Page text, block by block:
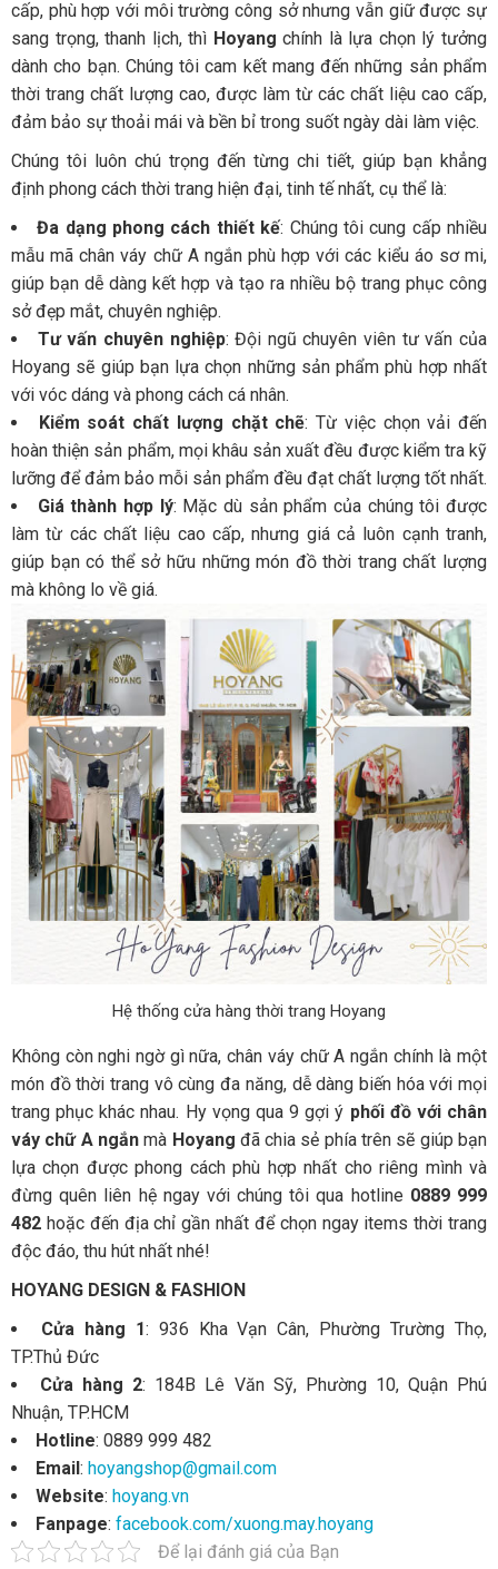
cấp, phù hợp với môi trường công sở nhưng vẫn giữ được sự
sang trọng, thanh lịch, thì Hoyang chính là lựa chọn lý tưởng
dành cho bạn. Chúng tôi cam kết mang đến những sản phẩm
thời trang chất lượng cao, được làm từ các chất liệu cao cấp,
đảm bảo sự thoải mái và bền bỉ trong suốt ngày dài làm việc.
Chúng tôi luôn chú trọng đến từng chi tiết, giúp bạn khẳng
định phong cách thời trang hiện đại, tinh tế nhất, cụ thể là:
Đa dạng phong cách thiết kế: Chúng tôi cung cấp nhiều
mẫu mã chân váy chữ A ngắn phù hợp với các kiểu áo sơ mi,
giúp bạn dễ dàng kết hợp và tạo ra nhiều bộ trang phục công
sở đẹp mắt, chuyên nghiệp.
Tư vấn chuyên nghiệp: Đội ngũ chuyên viên tư vấn của
Hoyang sẽ giúp bạn lựa chọn những sản phẩm phù hợp nhất
với vóc dáng và phong cách cá nhân.
Kiểm soát chất lượng chặt chẽ: Từ việc chọn vải đến
hoàn thiện sản phẩm, mọi khâu sản xuất đều được kiểm tra kỹ
lưỡng để đảm bảo mỗi sản phẩm đều đạt chất lượng tốt nhất.
Giá thành hợp lý: Mặc dù sản phẩm của chúng tôi được
làm từ các chất liệu cao cấp, nhưng giá cả luôn cạnh tranh,
giúp bạn có thể sở hữu những món đồ thời trang chất lượng
mà không lo về giá.
Hệ thống cửa hàng thời trang Hoyang
Không còn nghi ngờ gì nữa, chân váy chữ A ngắn chính là một
món đồ thời trang vô cùng đa năng, dễ dàng biến hóa với mọi
trang phục khác nhau. Hy vọng qua 9 gợi ý phối đồ với chân
váy chữ A ngắnmà Hoyang đã chia sẻ phía trên sẽ giúp bạn
lựa chọn được phong cách phù hợp nhất cho riêng mình và
đừng quên liên hệ ngay với chúng tôi qua hotline 0889 999
482 hoặc đến địa chỉ gần nhất để chọn ngay items thời trang
độc đáo, thu hút nhất nhé!
HOYANG DESIGN & FASHION
Cửa hàng 1: 936 Kha Vạn Cân, Phường Trường Thọ,
TP.Thủ Đức
Cửa hàng 2: 184B Lê Văn Sỹ, Phường 10, Quận Phú
Nhuận, TP.HCM
Hotline: 0889 999 482
Email: hoyangshop@gmail.com
Website: hoyang.vn
Fanpage: facebook.com/xuong.may.hoyang
Để lại đánh giá của Bạn